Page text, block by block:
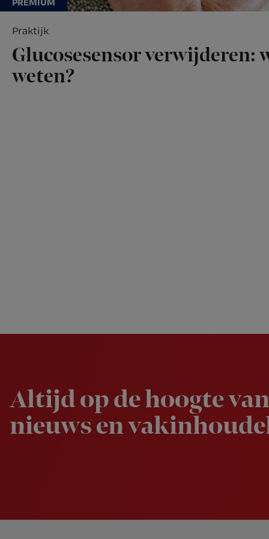
Praktijk
Glucosesensor verwijderen:
weten?
Altijd op de hoogte
nieuws en